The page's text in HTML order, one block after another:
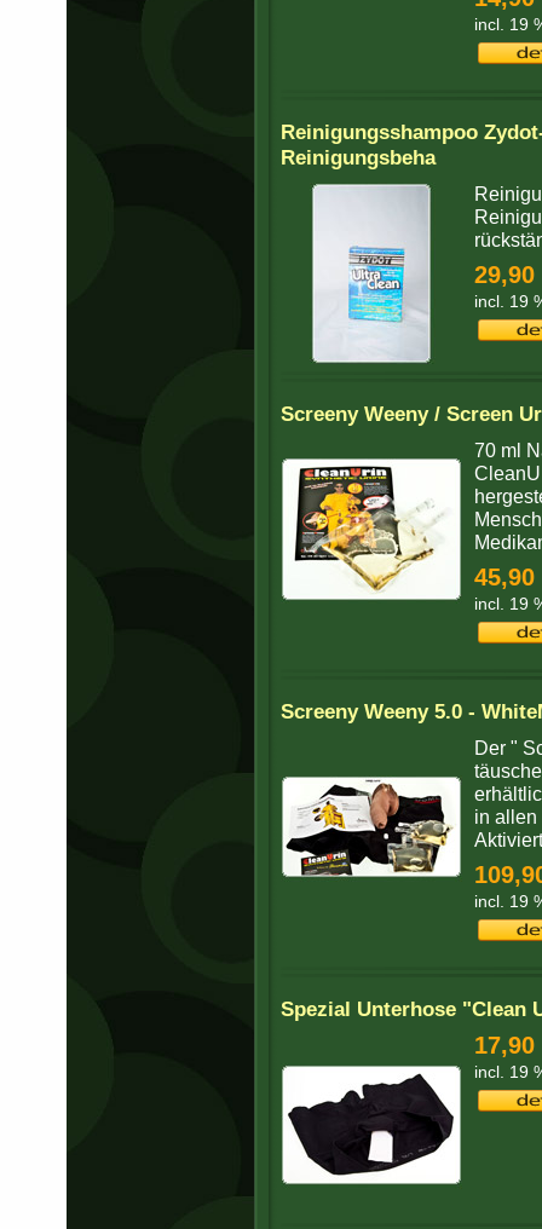
incl. 19
Reinigungsshampoo
Reinigungsbeha
29,90
incl. 19
Screeny Weeny / Screen
70 ml
45,90
incl. 19
Screeny Weeny 5.0 -
Der "
in allen
incl. 19
Spezial Unterhose "Clean
17,90
incl. 19